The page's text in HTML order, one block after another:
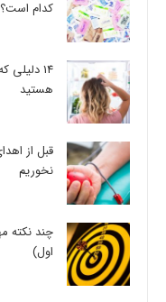
کدام است؟
14
هستید
قبل از
نخوریم
چند
اول)